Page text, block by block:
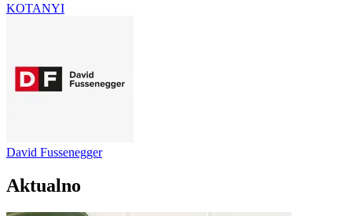
KOTANYI
David Fussenegger
Aktualno